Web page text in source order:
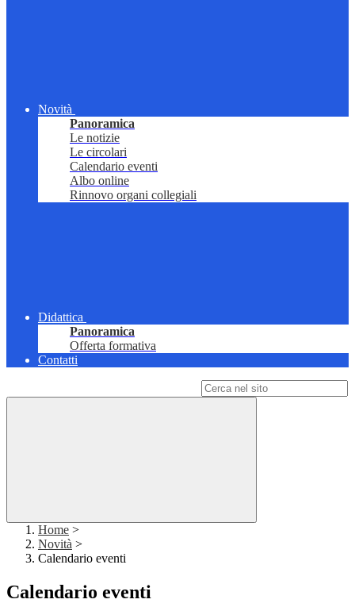
Novità
Panoramica
Le notizie
Le circolari
Calendario eventi
Albo online
Rinnovo organi collegiali
Didattica
Panoramica
Offerta formativa
Contatti
Home >
Novità >
Calendario eventi
Calendario eventi